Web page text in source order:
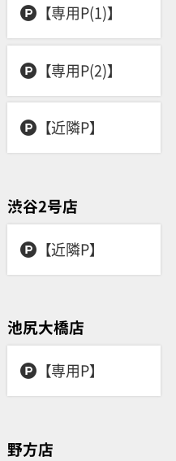
【専用P(1)】
【専用P(2)】
【近隣P】
渋谷2号店
【近隣P】
池尻大橋店
【専用P】
野方店